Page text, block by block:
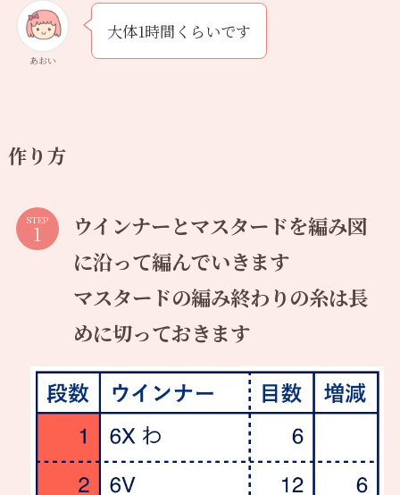
あおい
大体1時間くらいです
作り方
STEP
ウインナーとマスタードを編み図
に沿って編んでいきます
マスタードの編み終わりの糸は長
めに切っておきます